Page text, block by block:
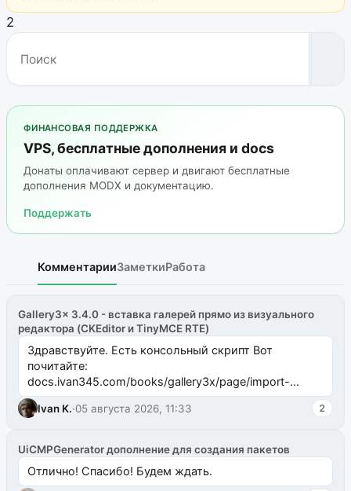
2
ФИНАНСОВАЯ ПОДДЕРЖКА
VPS, бесплатные дополнения и docs
Донаты оплачивают сервер и двигают бесплатные
дополнения MODX и документацию.
Поддержать
КомментарииЗаметкиРабота
Gallery3x 3.4.0 - вставка галерей прямо из визуального
редактора (CKEditor и TinyMCE RTE)
Здравствуйте. Есть консольный скрипт Вот
почитайте:
docs.ivan345.com/books/gallery3x/page/import-
ms2galleryphp
Ivan K.·05 августа 2026, 11:33 2
UiCMPGenerator дополнение для создания пакетов
Отлично! Спасибо! Будем ждать.